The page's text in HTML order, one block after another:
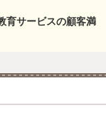
育サービスの顧客満